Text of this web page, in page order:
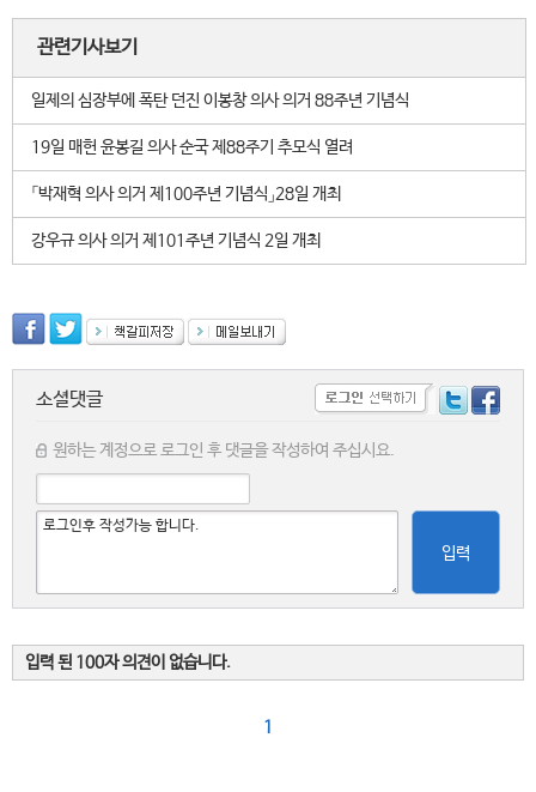
관련기사보기
일제의 심장부에 폭탄 던진 이봉창 의사 의거 88주년 기념식
19일 매헌 윤봉길 의사 순국 제88주기 추모식 열려
「박재혁 의사 의거 제100주년 기념식」28일 개최
강우규 의사 의거 제101주년 기념식 2일 개최
소셜댓글
원하는 계정으로 로그인 후 댓글을 작성하여 주십시요.
입력
입력 된 100자 의견이 없습니다.
1